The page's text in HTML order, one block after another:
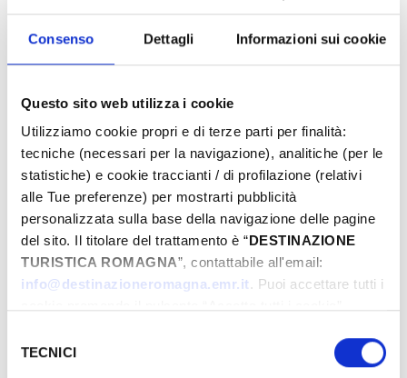
Consenso Dettagli Informazioni sui cookie
Questo sito web utilizza i cookie
Utilizziamo cookie propri e di terze parti per finalità:
tecniche (necessari per la navigazione), analitiche (per le
statistiche) e cookie traccianti / di profilazione (relativi
alle Tue preferenze) per mostrarti pubblicità
personalizzata sulla base della navigazione delle pagine
del sito. Il titolare del trattamento è “DESTINAZIONE
TURISTICA ROMAGNA”, contattabile all'email:
info@destinazioneromagna.emr.it. Puoi accettare tutti i
gestire le tue preferenze facendo clic su “Personalizza”.
Qualora acconsenti a tutti i cookie i Tuoi dati potranno
delTECNICI
Dal
A
Comune
Tipologie